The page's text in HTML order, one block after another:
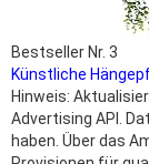
Bestseller Nr. 3
Künstliche
Hinweis:
Advertising API.
haben. Über das